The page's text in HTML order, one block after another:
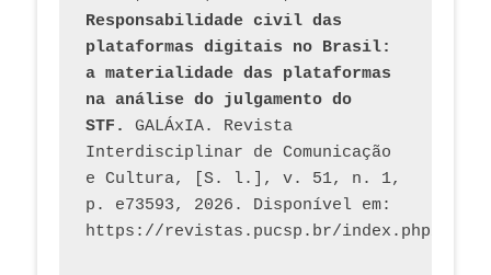
Responsabilidade civil das
plataformas digitais no Brasil:
a materialidade das plataformas
na análise do julgamento do
STF.
GALÁxIA. Revista
Interdisciplinar de Comunicação
e Cultura, [S. l.], v. 51, n. 1,
p. e73593, 2026. Disponível em: